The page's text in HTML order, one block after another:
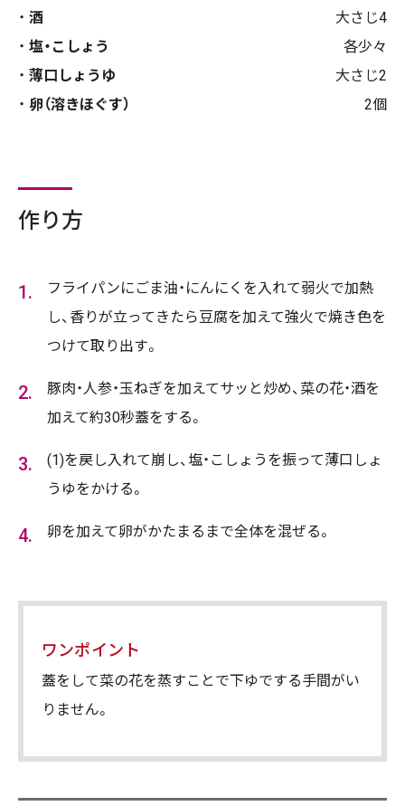
酒
大さじ4
塩・こしょう
各少々
薄口しょうゆ
大さじ2
卵（溶きほぐす）
2個
作り方
フライパンにごま油・にんにくを入れて弱火で加熱
し、香りが立ってきたら豆腐を加えて強火で焼き色を
つけて取り出す。
豚肉・人参・玉ねぎを加えてサッと炒め、菜の花・酒を
加えて約30秒蓋をする。
(1)を戻し入れて崩し、塩・こしょうを振って薄口しょ
うゆをかける。
卵を加えて卵がかたまるまで全体を混ぜる。
ワンポイント
蓋をして菜の花を蒸すことで下ゆでする手間がい
りません。